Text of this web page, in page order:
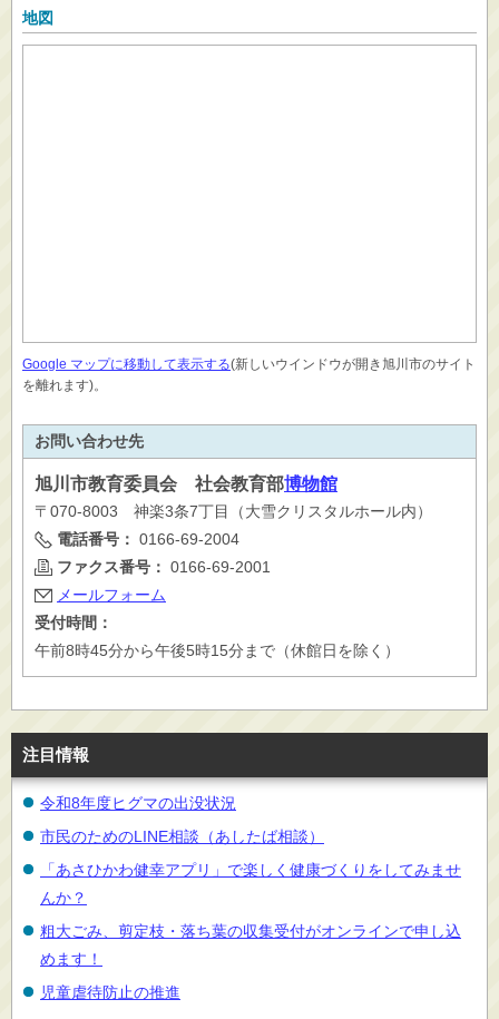
地図
Google マップに移動して表示する(新しいウインドウが開き旭川市のサイト
を離れます)。
お問い合わせ先
旭川市教育委員会 社会教育部博物館
〒070-8003 神楽3条7丁目（大雪クリスタルホール内）
電話番号： 0166-69-2004
ファクス番号： 0166-69-2001
メールフォーム
受付時間：
午前8時45分から午後5時15分まで（休館日を除く）
注目情報
令和8年度ヒグマの出没状況
市民のためのLINE相談（あしたば相談）
「あさひかわ健幸アプリ」で楽しく健康づくりをしてみませ
んか？
粗大ごみ、剪定枝・落ち葉の収集受付がオンラインで申し込
めます！
児童虐待防止の推進